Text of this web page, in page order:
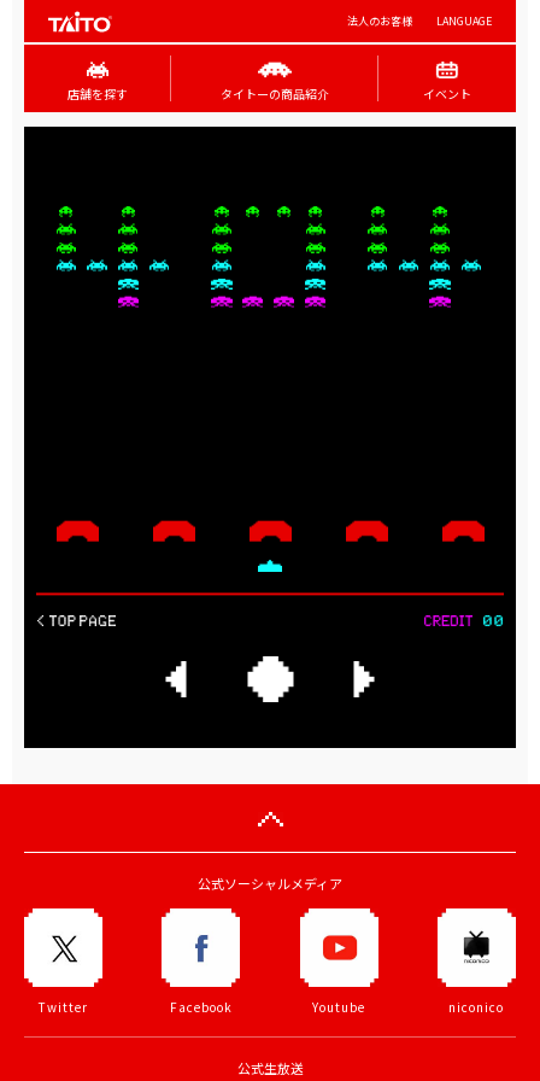
法人のお客様 LANGUAGE
店舗を探す タイトーの商品紹介 イベント
公式ソーシャルメディア
Twitter Facebook Youtube niconico
公式生放送